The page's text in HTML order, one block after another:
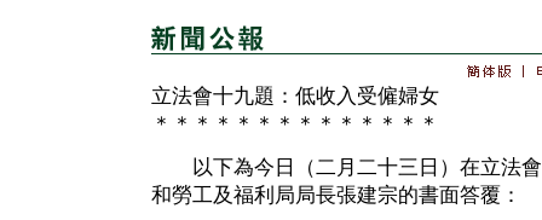
立法會十九題：低收入受僱婦女
＊＊＊＊＊＊＊＊＊＊＊＊＊＊
以下為今日（二月二十三日）在立法會
和勞工及福利局局長張建宗的書面答覆：